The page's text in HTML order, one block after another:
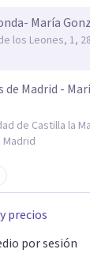
María
los Leones, 1,
de Madrid -
de Castilla la
precios
por sesión